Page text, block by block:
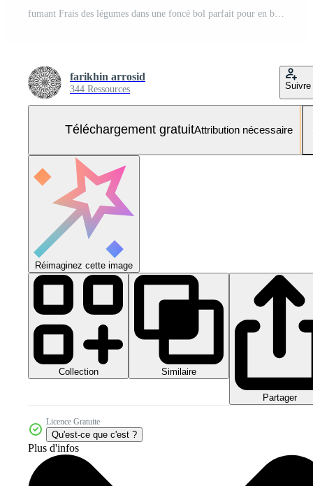
farikhin arrosid
344 Ressources Suivre
Téléchargement gratuitAttribution nécessaire
Réimaginez cette image
Collection Similaire
Partager
Licence Gratuite
Qu'est-ce que c'est ?
Plus d'infos